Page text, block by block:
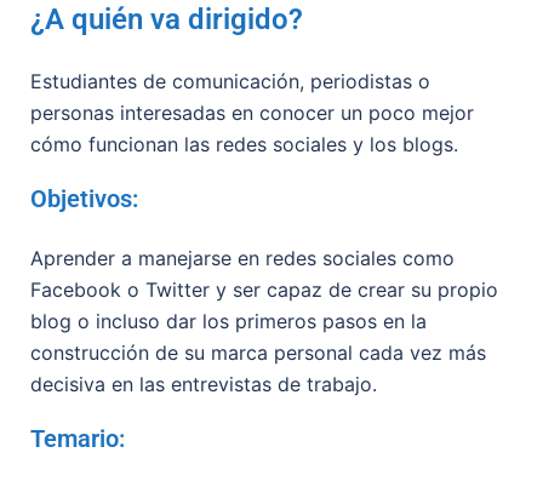
¿A quién va dirigido?
Estudiantes de comunicación, periodistas o
personas interesadas en conocer un poco mejor
cómo funcionan las redes sociales y los blogs.
Objetivos:
Aprender a manejarse en redes sociales como
Facebook o Twitter y ser capaz de crear su propio
blog o incluso dar los primeros pasos en la
construcción de su marca personal cada vez más
decisiva en las entrevistas de trabajo.
Temario: